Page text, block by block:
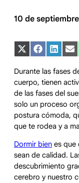
10 de
Compartir
en
(Twitter)
Compartir
en en en
Durante las fases
cuerpo, tienen
de las fases del
solo un proceso
postura cómoda,
que te rodea y a
Dormir bien es que
sean de calidad.
descubrimiento
cerebro y nuestro